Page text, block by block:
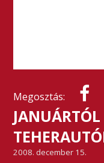
Megosztás:
2008. december 15.